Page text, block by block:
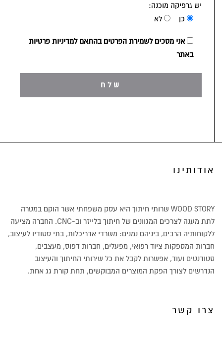
יש גרפיקה מוכנה:
כן
לא
אני מסכים לשמירת הפרטים בהתאם למדיניות פרטיות
באתר
אודותינו
WOOD STORY שרותי חיתוך היא עסק משפחתי אשר הוקם במטרה
לתת מענה לצרכים המגוונים של חיתוך בלייזר וב-CNC. החברה מציעה
ללקוחותיה הרבים, ביניהם נמנים: משרדי אדריכלות, בתי סטודיו לעיצוב,
חברות המספקות ציוד רפואי, מפעלים, חברות דפוס, מעצבים,
סטודנטים ועוד, אפשרות לקבל את כל שירותי החיתוך והעיצוב
הנדרשים לצורך הפקת המוצרים המבוקשים, תחת קורת גג אחת.
צרו קשר